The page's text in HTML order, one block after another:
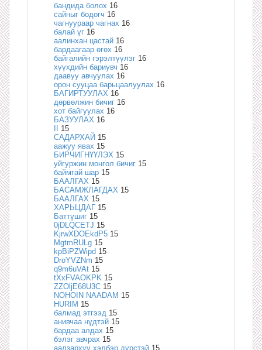
бандида болох 16
сайныг бодогч 16
чагнуураар чагнах 16
балай үг 16
аалинхан цастай 16
бардаагаар өгөх 16
байгалийн гэрэлтүүлэг 16
хүүхдийн бариувч 16
даавуу авчуулах 16
орон сууцаа барьцаалуулах 16
БАГИРТУУЛАХ 16
дөрвөлжин бичиг 16
хот байгуулах 16
БАЗУУЛАХ 16
II 15
САДАРХАЙ 15
аажуу явах 15
БИРЧИГНҮҮЛЭХ 15
уйгуржин монгол бичиг 15
баймгай шар 15
БААЛГАХ 15
БАСАМЖЛАГДАХ 15
БААЛГАХ 15
ХАРЬЦДАГ 15
Баттүшиг 15
0jDLQCETJ 15
KjrwXDOEkdP5 15
MgtmRULg 15
kpBiPZWipd 15
DroYVZNm 15
q9m6uVAt 15
tXxFVAOKPK 15
ZZOljE68U3C 15
NOHOIN NAADAM 15
HURIM 15
балмад этгээд 15
анивчаа нүдтэй 15
бардаа алдах 15
бэлэг авчрах 15
аалзархуу хэлбэр дүрстэй 15